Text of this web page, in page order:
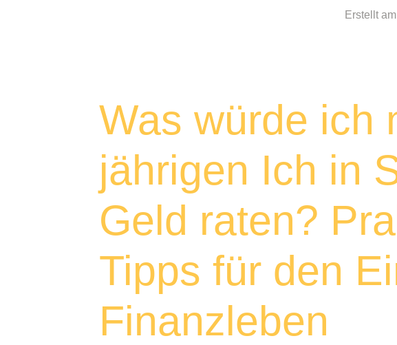
Erstellt am
Was würde ich
jährigen Ich in
Geld raten?
Tipps für den
Finanzleben